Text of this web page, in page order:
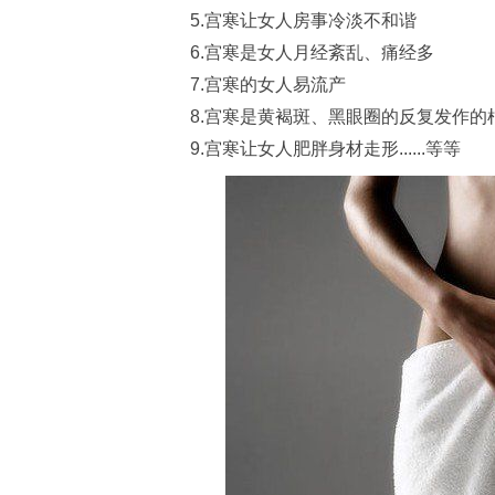
5.宫寒让女人房事冷淡不和谐
6.宫寒是女人月经紊乱、痛经多
7.宫寒的女人易流产
8.宫寒是黄褐斑、黑眼圈的反复发作的
9.宫寒让女人肥胖身材走形......等等